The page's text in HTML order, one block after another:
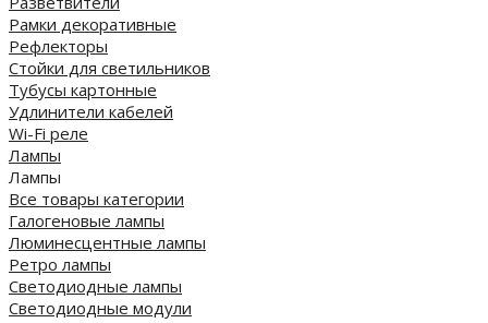
Рамки декоративные
Рефлекторы
Стойки для светильников
Тубусы картонные
Удлинители кабелей
Wi-Fi реле
Лампы
Лампы
Все товары категории
Галогеновые лампы
Люминесцентные лампы
Ретро лампы
Светодиодные лампы
Светодиодные модули